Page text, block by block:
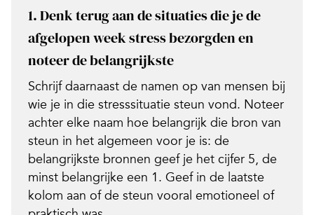
1.Denk terug aan de situaties die je de
afgelopen week stress bezorgden en
noteer de belangrijkste
Schrijf daarnaast de namen op van mensen bij
wie je in die stresssituatie steun vond. Noteer
achter elke naam hoe belangrijk die bron van
steun in het algemeen voor je is: de
belangrijkste bronnen geef je het cijfer 5, de
minst belangrijke een 1. Geef in de laatste
kolom aan of de steun vooral emotioneel of